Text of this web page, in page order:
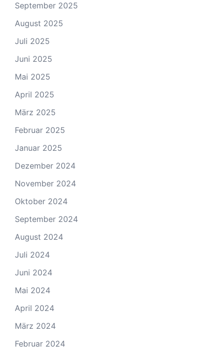
September 2025
August 2025
Juli 2025
Juni 2025
Mai 2025
April 2025
März 2025
Februar 2025
Januar 2025
Dezember 2024
November 2024
Oktober 2024
September 2024
August 2024
Juli 2024
Juni 2024
Mai 2024
April 2024
März 2024
Februar 2024